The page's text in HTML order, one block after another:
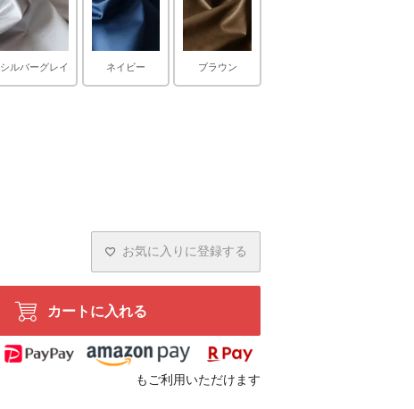
シルバーグレイ ネイビー ブラウン
お気に入りに登録する
カートに入れる
もご利用いただけます